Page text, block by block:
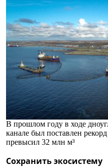
В прошлом году в ходе
канале был поставлен
превысил 32 млн м³
Сохранить экосистему